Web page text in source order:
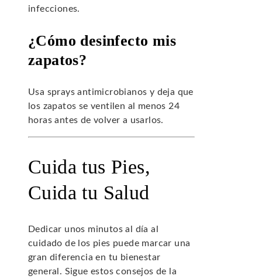
infecciones.
¿Cómo desinfecto mis
zapatos?
Usa sprays antimicrobianos y deja que
los zapatos se ventilen al menos 24
horas antes de volver a usarlos.
Cuida tus Pies,
Cuida tu Salud
Dedicar unos minutos al día al
cuidado de los pies puede marcar una
gran diferencia en tu bienestar
general. Sigue estos consejos de la